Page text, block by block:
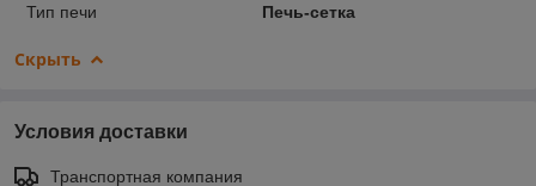
Тип печи
Печь-сетка
Скрыть
Условия доставки
Транспортная компания